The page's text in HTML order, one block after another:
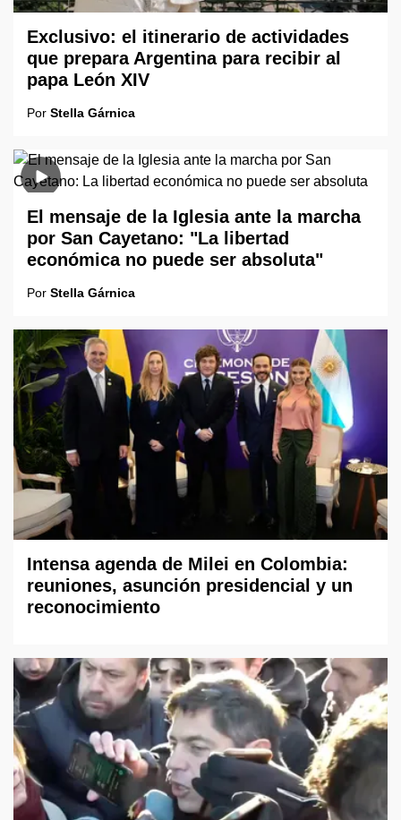
Exclusivo: el itinerario de actividades
que prepara Argentina para recibir al
papa León XIV
Por Stella Gárnica
El mensaje de la Iglesia ante la marcha
por San Cayetano: "La libertad
económica no puede ser absoluta"
Por Stella Gárnica
Intensa agenda de Milei en Colombia:
reuniones, asunción presidencial y un
reconocimiento